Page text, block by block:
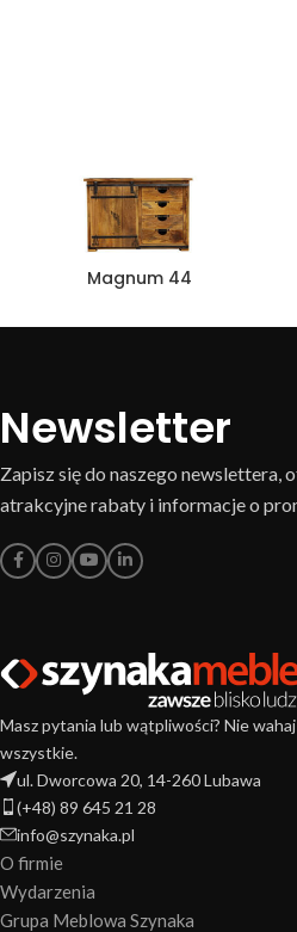
Magnum 44
Newsletter
Zapisz się do naszego newslettera,
atrakcyjne rabaty i informacje o
Masz pytania lub wątpliwości? Nie
wszystkie.
ul. Dworcowa 20, 14-260 Lubawa
(+48) 89 645 21 28
info@szynaka.pl
O firmie
Wydarzenia
Grupa Meblowa Szynaka